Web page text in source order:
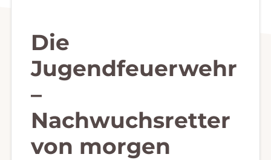
Die
Jugendfeuerwehr
–
Nachwuchsretter
von morgen